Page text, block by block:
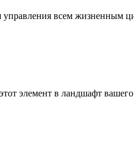
всем жизненным
элемент в ландшафт вашего